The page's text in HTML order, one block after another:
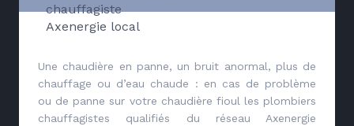
chauffagiste
Axenergie local
Une chaudière en panne, un bruit anormal, plus de
chauffage ou d’eau chaude : en cas de problème
ou de panne sur votre chaudière fioul les plombiers
chauffagistes qualifiés du réseau Axenergie